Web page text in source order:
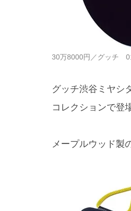
30万8000円／グッチ
グッチ渋谷ミヤシ
コレクションで登
メープルウッド製